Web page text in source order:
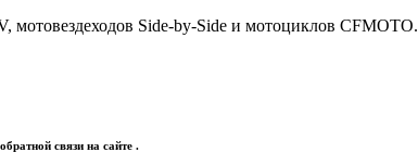
мотовездеходов Side-by-Side и мотоциклов CFMOTO.
связи на сайте .